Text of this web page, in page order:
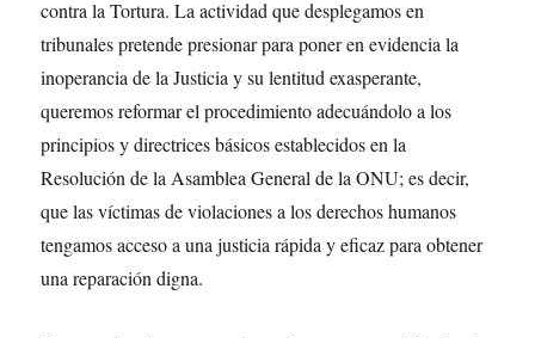
contra la Tortura. La actividad que desplegamos en
tribunales pretende presionar para poner en evidencia la
inoperancia de la Justicia y su lentitud exasperante,
queremos reformar el procedimiento adecuándolo a los
principios y directrices básicos establecidos en la
Resolución de la Asamblea General de la ONU; es decir,
que las víctimas de violaciones a los derechos humanos
tengamos acceso a una justicia rápida y eficaz para obtener
una reparación digna.